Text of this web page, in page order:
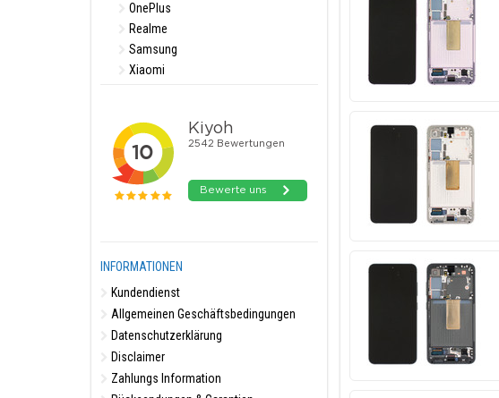
OnePlus
Realme
Samsung
Xiaomi
INFORMATIONEN
Kundendienst
Allgemeinen Geschäftsbedingungen
Datenschutzerklärung
Disclaimer
Zahlungs Information